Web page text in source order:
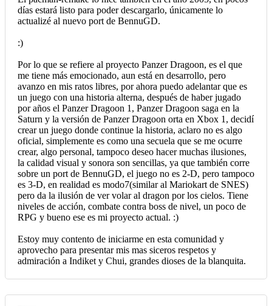
días estará listo para poder descargarlo, únicamente lo
actualizé al nuevo port de BennuGD.
:)
Por lo que se refiere al proyecto Panzer Dragoon, es el que
me tiene más emocionado, aun está en desarrollo, pero
avanzo en mis ratos libres, por ahora puedo adelantar que es
un juego con una historia alterna, después de haber jugado
por años el Panzer Dragoon 1, Panzer Dragoon saga en la
Saturn y la versión de Panzer Dragoon orta en Xbox 1, decidí
crear un juego donde continue la historia, aclaro no es algo
oficial, simplemente es como una secuela que se me ocurre
crear, algo personal, tampoco deseo hacer muchas ilusiones,
la calidad visual y sonora son sencillas, ya que también corre
sobre un port de BennuGD, el juego no es 2-D, pero tampoco
es 3-D, en realidad es modo7(similar al Mariokart de SNES)
pero da la ilusión de ver volar al dragon por los cielos. Tiene
niveles de acción, combate contra boss de nivel, un poco de
RPG y bueno ese es mi proyecto actual. :)
Estoy muy contento de iniciarme en esta comunidad y
aprovecho para presentar mis mas siceros respetos y
admiración a Indiket y Chui, grandes dioses de la blanquita.